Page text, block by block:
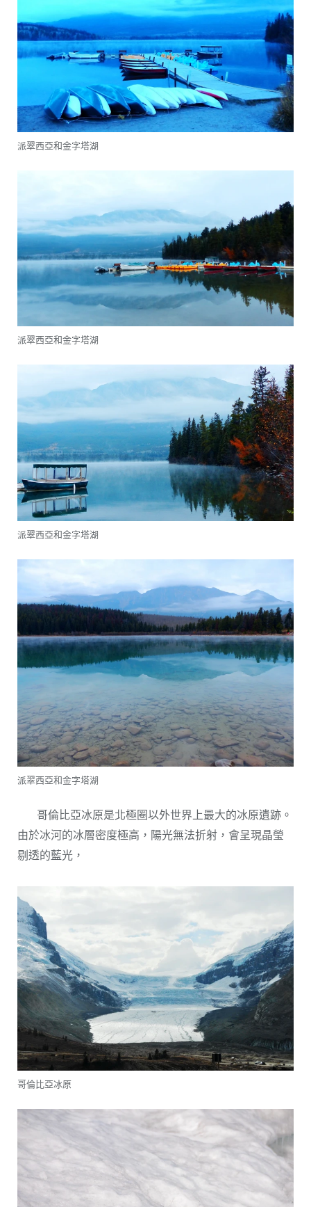
派翠西亞和金字塔湖
派翠西亞和金字塔湖
派翠西亞和金字塔湖
派翠西亞和金字塔湖
哥倫比亞冰原是北極圈以外世界上最大的冰原遺跡。
由於冰河的冰層密度極高，陽光無法折射，會呈現晶瑩
剔透的藍光，
哥倫比亞冰原